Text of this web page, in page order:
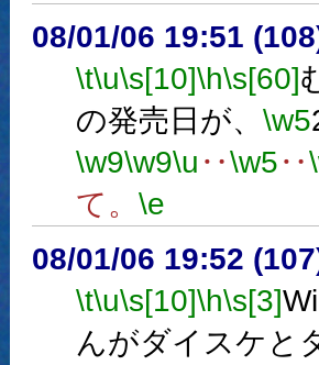
08/01/06 19:51
\t\u\s[10]\h\s[60]
の発売日が、 \w5
\w9\w9\u ‥\w5‥
て。 \e
08/01/06 19:52
\t\u\s[10]\h\s[3]
んがダイスケと